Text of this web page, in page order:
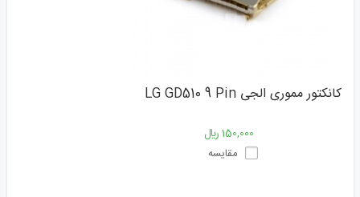
کانکتور مموری الجی LG GD510 9 Pin
150,000 ﷼
مقایسه